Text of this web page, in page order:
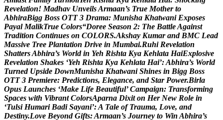
Revelation! Madhav UnveilsArmaan’s True Mother to
AbhiraBigg Boss OTT 3 Drama: Munisha Khatwani Exposes
Payal MalikTrue Colors“Doree Season 2: The BattleAgainst
Tradition Continues on COLORS.Akshay Kumar and BMC Lead
Massive Tree Plantation Drive in Mumbai.Ruhi Revelation
ShattersAbhira’s World in Yeh Rishta Kya Kehlata HaiExplosive
Revelation Shakes ‘Yeh Rishta Kya Kehlata Hai’:Abhira’s World
Turned Upside DownMunisha Khatwani Shines in Bigg Boss
OTT 3 Premiere: Predictions, Elegance, and Star Power.Birla
Opus Launches ‘Make Life Beautiful’ Campaign: Transforming
Spaces with Vibrant ColorsAparna Dixit on Her New Role in
‘Tulsi Humari Badi Sayani’:A Tale of Trauma, Love, and
Destiny.Love Beyond Gifts:Armaan’s Journey to Win Abhira’s